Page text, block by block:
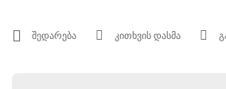
შედარება კითხვის დასმა